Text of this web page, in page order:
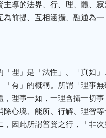
導的法界、行、理、體、
前提、互相涵攝、融通為
理」是「法性」、「真如
有」的概稱。所謂「理事
理事一如，一理含攝一切
心境、能所、行解、理智
因此所謂普賢之行，「非